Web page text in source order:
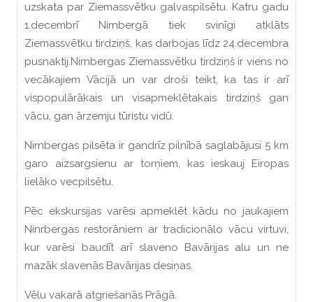
uzskata par Ziemassvētku galvaspilsētu. Katru gadu
1.decembrī Nirnbergā tiek svinīgi atklāts
Ziemassvētku tirdziņš, kas darbojas līdz 24.decembra
pusnaktij.Nirnbergas Ziemassvētku tirdziņš ir viens no
vecākajiem Vācijā un var droši teikt, ka tas ir arī
vispopulārākais un visapmeklētakais tirdziņš gan
vācu, gan ārzemju tūristu vidū.
Nirnbergas pilsēta ir gandrīz pilnībā saglabājusi 5 km
garo aizsargsienu ar torņiem, kas ieskauj Eiropas
lielāko vecpilsētu.
Pēc ekskursijas varēsi apmeklēt kādu no jaukajiem
Ninrbergas restorāniem ar tradicionālo vācu virtuvi,
kur varēsi baudīt arī slaveno Bavārijas alu un ne
mazāk slavenās Bavārijas desiņas.
Vēlu vakarā atgriešanās Prāgā.